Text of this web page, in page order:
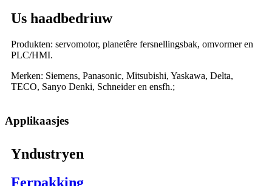
Us haadbedriuw
Produkten: servomotor, planetêre fersnellingsbak, omvormer en
PLC/HMI.
Merken: Siemens, Panasonic, Mitsubishi, Yaskawa, Delta,
TECO, Sanyo Denki, Schneider en ensfh.;
Applikaasjes
Yndustryen
Ferpakking